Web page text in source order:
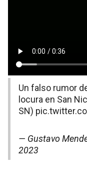
Un falso rumor
locura en San
SN)
— Gustavo
2023